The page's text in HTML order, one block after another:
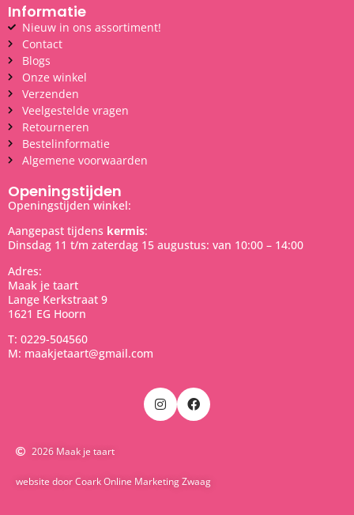
Informatie
Nieuw in ons assortiment!
Contact
Blogs
Onze winkel
Verzenden
Veelgestelde vragen
Retourneren
Bestelinformatie
Algemene voorwaarden
Openingstijden
Openingstijden winkel:
Aangepast tijdens kermis:
Dinsdag 11 t/m zaterdag 15 augustus: van 10:00 – 14:00
Adres:
Maak je taart
Lange Kerkstraat 9
1621 EG Hoorn
T: 0229-504560
M: maakjetaart@gmail.com
2026 Maak je taart
website door Coark Online Marketing Zwaag